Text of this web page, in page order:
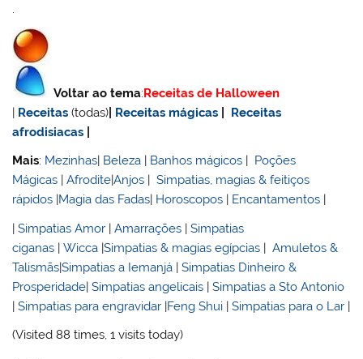
.
Voltar ao tema:Receitas de Halloween
| Receitas (todas) Receitas mágicas
Receitas
afrodisiacas
Mais: Mezinhas Beleza Banhos mágicos
Poções
Mágicas |Afrodite|Anjos |Simpatias, magias & feitiços
rápidos Magia das Fadas Horoscopos Encantamentos
|Simpatias Amor |Amarrações |Simpatias
ciganas |Wicca |Simpatias & magias egípcias |Amuletos &
Talismãs|Simpatias a Iemanjá |Simpatias Dinheiro &
Prosperidade|Simpatias angelicais |Simpatias a Sto Antonio
|Simpatias para engravidar |Feng Shui |Simpatias para o Lar |
(Visited 88 times, 1 visits today)